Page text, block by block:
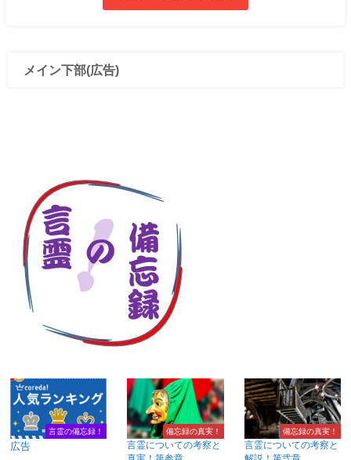
メイン下部(広告)
言霊の備忘録！
広告
備忘録の真実！
言霊についての考察と
真実！第参章
備忘録の真実！
言霊についての考察と
解説！第弐章